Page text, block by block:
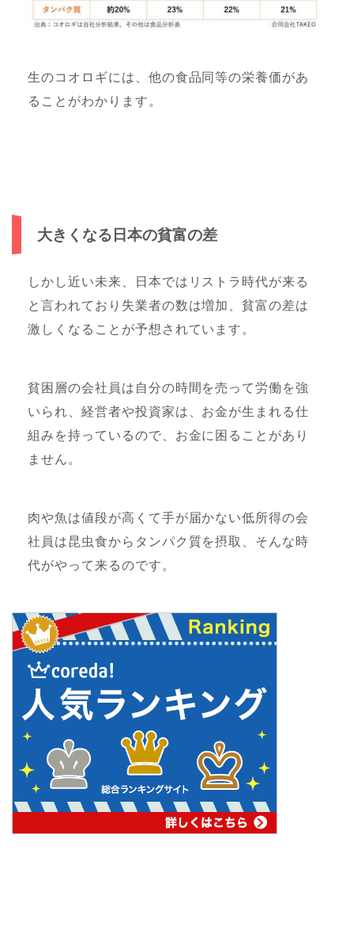
生のコオロギには、他の食品同等の栄養価があ
ることがわかります。
大きくなる日本の貧富の差
しかし近い未来、日本ではリストラ時代が来る
と言われており失業者の数は増加、貧富の差は
激しくなることが予想されています。
貧困層の会社員は自分の時間を売って労働を強
いられ、経営者や投資家は、お金が生まれる仕
組みを持っているので、お金に困ることがあり
ません。
肉や魚は値段が高くて手が届かない低所得の会
社員は昆虫食からタンパク質を摂取、そんな時
代がやって来るのです。